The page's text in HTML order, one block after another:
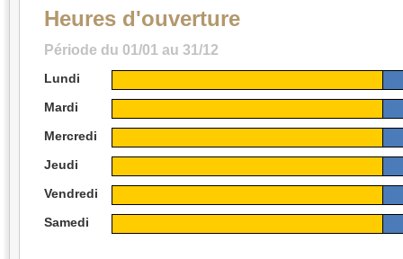
Heures d'ouverture
Période du 01/01 au 31/12
Lundi
Mardi
Mercredi
Jeudi
Vendredi
Samedi